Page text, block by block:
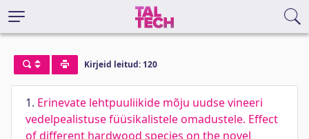
Kirjeid leitud: 120
1. Erinevate lehtpuuliikide mõju uudse vineeri
vedelpealistuse füüsikalistele omadustele. Effect
of different hardwood species on the novel